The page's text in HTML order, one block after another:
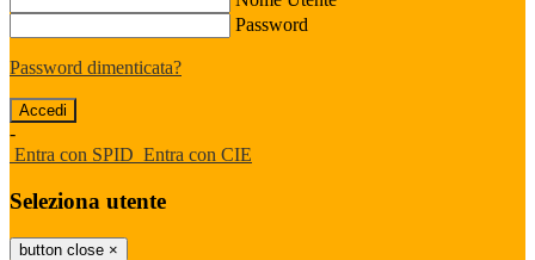
Password
Password dimenticata?
-
Entra con SPID Entra con CIE
Seleziona utente
button close ×